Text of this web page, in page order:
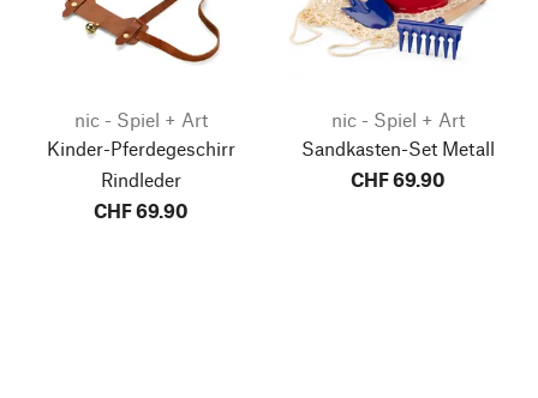
nic - Spiel + Art
Kinder-Pferdegeschirr
Rindleder
CHF 69.90
nic - Spiel + Art
Sandkasten-Set Metall
CHF 69.90